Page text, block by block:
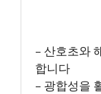
– 산호초와
합니다
– 광합성을